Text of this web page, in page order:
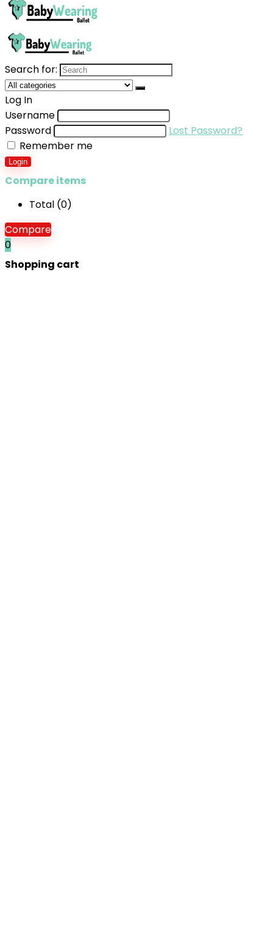
Search for:
Log In
Username
Password
Lost Password?
Remember me
Login
Compare items
Total (0)
Compare
0
Shopping cart